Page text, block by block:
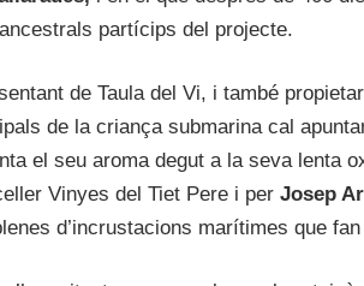
partícips del projecte.
de Taula del Vi, i també
de la criança submarina cal
el seu aroma degut a la seva lenta
Vinyes del Tiet Pere i per Josep
d’incrustacions marítimes que